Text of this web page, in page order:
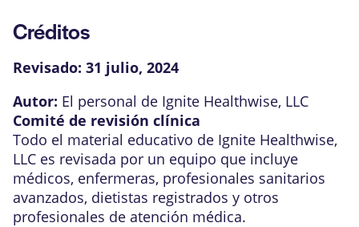
Créditos
Revisado: 31 julio, 2024
Autor: El personal de Ignite Healthwise, LLC
Comité de revisión clínica
Todo el material educativo de Ignite Healthwise,
LLC es revisada por un equipo que incluye
médicos, enfermeras, profesionales sanitarios
avanzados, dietistas registrados y otros
profesionales de atención médica.